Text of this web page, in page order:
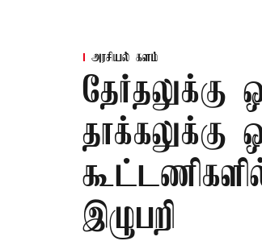
அரசியல் களம்
தேர்தலுக்கு
தாக்கலுக்கு
இழுபறி